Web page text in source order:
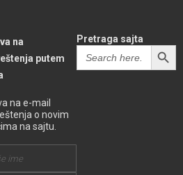
na
putem
na e-mail
o novim
na sajtu.
Pretraga sajta
Search
for:
SEARCH